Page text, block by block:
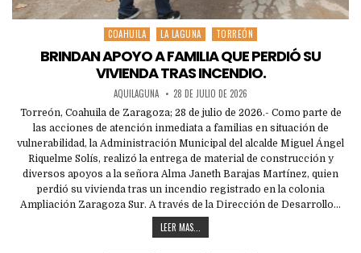
Posted
in
COAHUILA LA LAGUNA TORREÓN
BRINDAN APOYO A FAMILIA QUE PERDIÓ SU
VIVIENDA TRAS INCENDIO.
AQUILAGUNA 28 DE JULIO DE 2026
Torreón, Coahuila de Zaragoza; 28 de julio de 2026.- Como parte de
las acciones de atención inmediata a familias en situación de
vulnerabilidad, la Administración Municipal del alcalde Miguel Ángel
Riquelme Solís, realizó la entrega de material de construcción y
diversos apoyos a la señora Alma Janeth Barajas Martínez, quien
perdió su vivienda tras un incendio registrado en la colonia
Ampliación Zaragoza Sur. A través de la Dirección de Desarrollo…
LEER MAS...